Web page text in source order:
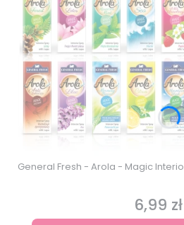
General Fresh - Arola - Magic
Cena
6,99 zł